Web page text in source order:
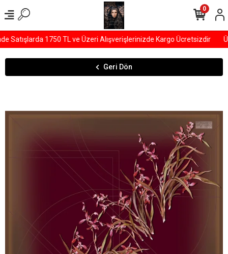
Satışlarda 1750 TL ve Üzeri Alışverişlerinizde Kargo Ücretsizdir
0
Geri Dön